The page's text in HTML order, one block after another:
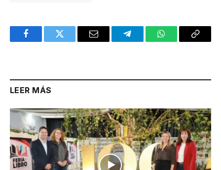
FacebookTwitter Email TelegramWhatsAppCopy
LEER MÁS